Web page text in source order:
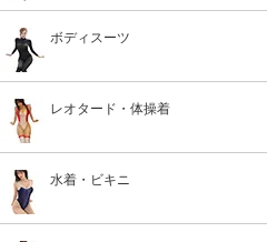
ボディスーツ
レオタード・体操着
水着・ビキニ